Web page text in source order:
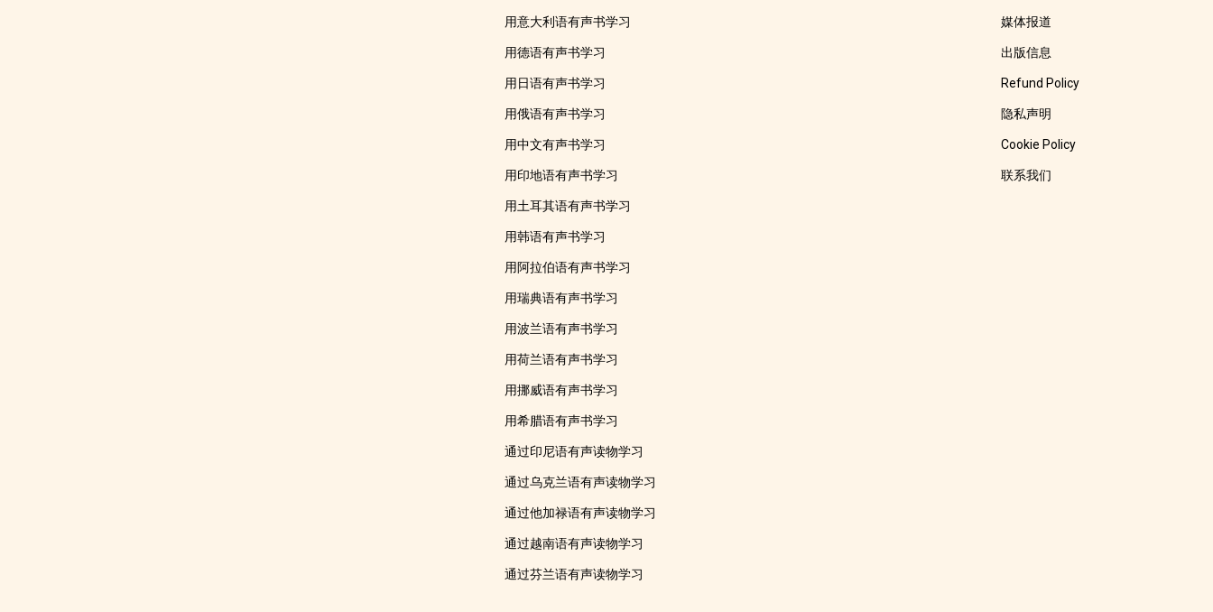
用意大利语有声书学习
用德语有声书学习
用日语有声书学习
用俄语有声书学习
用中文有声书学习
用印地语有声书学习
用土耳其语有声书学习
用韩语有声书学习
用阿拉伯语有声书学习
用瑞典语有声书学习
用波兰语有声书学习
用荷兰语有声书学习
用挪威语有声书学习
用希腊语有声书学习
通过印尼语有声读物学习
通过乌克兰语有声读物学习
通过他加禄语有声读物学习
通过越南语有声读物学习
通过芬兰语有声读物学习
媒体报道
出版信息
Refund Policy
隐私声明
Cookie Policy
联系我们